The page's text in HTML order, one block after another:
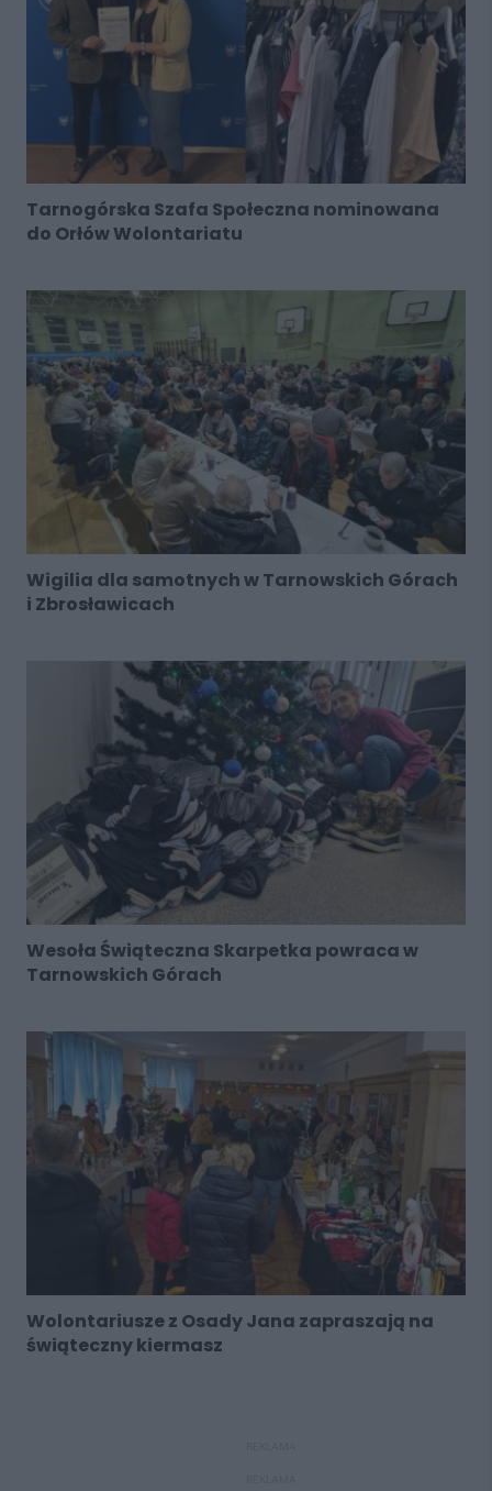
Tarnogórska Szafa Społeczna nominowana
do Orłów Wolontariatu
Wigilia dla samotnych w Tarnowskich Górach
i Zbrosławicach
Wesoła Świąteczna Skarpetka powraca w
Tarnowskich Górach
Wolontariusze z Osady Jana zapraszają na
świąteczny kiermasz